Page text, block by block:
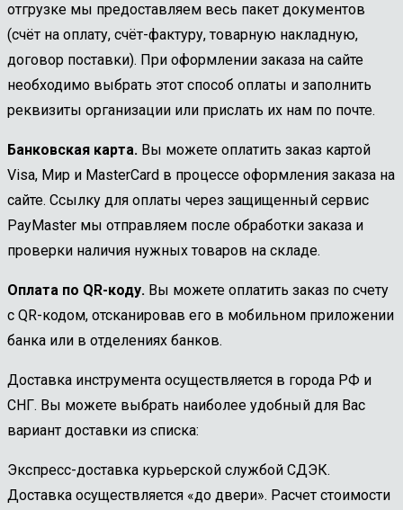
отгрузке мы предоставляем весь пакет документов
(счёт на оплату, счёт-фактуру, товарную накладную,
договор поставки). При оформлении заказа на сайте
необходимо выбрать этот способ оплаты и заполнить
реквизиты организации или прислать их нам по почте.
Банковская карта. Вы можете оплатить заказ картой
Visa, Мир и MasterCard в процессе оформления заказа на
сайте. Ссылку для оплаты через защищенный сервис
PayMaster мы отправляем после обработки заказа и
проверки наличия нужных товаров на складе.
Оплата по QR-коду. Вы можете оплатить заказ по счету
с QR-кодом, отсканировав его в мобильном приложении
банка или в отделениях банков.
Доставка инструмента осуществляется в города РФ и
СНГ. Вы можете выбрать наиболее удобный для Вас
вариант доставки из списка:
Экспресс-доставка курьерской службой СДЭК.
Доставка осуществляется «до двери». Расчет стоимости